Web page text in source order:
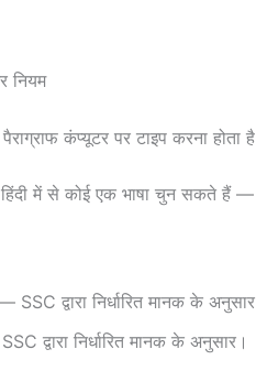
नियम
कंप्यूटर पर टाइप करना होता
में से कोई एक भाषा चुन सकते हैं —
द्वारा निर्धारित मानक के
द्वारा निर्धारित मानक के अनुसार।